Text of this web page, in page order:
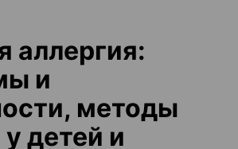
аллергия:
и
методы
детей и